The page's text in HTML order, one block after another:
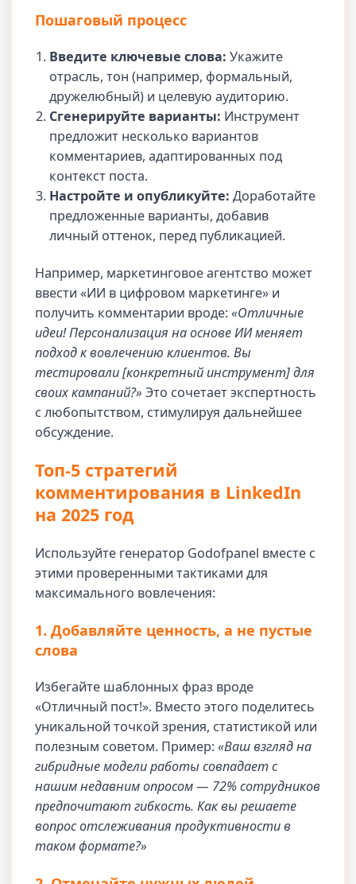
Пошаговый процесс
Введите ключевые слова: Укажите
отрасль, тон (например, формальный,
дружелюбный) и целевую аудиторию.
Сгенерируйте варианты: Инструмент
предложит несколько вариантов
комментариев, адаптированных под
контекст поста.
Настройте и опубликуйте: Доработайте
предложенные варианты, добавив
личный оттенок, перед публикацией.
Например, маркетинговое агентство может
ввести «ИИ в цифровом маркетинге» и
получить комментарии вроде:«Отличные
идеи! Персонализация на основе ИИ меняет
подход к вовлечению клиентов. Вы
тестировали [конкретный инструмент] для
своих кампаний?» Это сочетает экспертность
с любопытством, стимулируя дальнейшее
обсуждение.
Топ-5 стратегий
комментирования в LinkedIn
на 2025 год
Используйте генератор Godofpanel вместе с
этими проверенными тактиками для
максимального вовлечения:
1. Добавляйте ценность, а не пустые
слова
Избегайте шаблонных фраз вроде
«Отличный пост!». Вместо этого поделитесь
уникальной точкой зрения, статистикой или
полезным советом. Пример:«Ваш взгляд на
гибридные модели работы совпадает с
нашим недавним опросом — 72% сотрудников
предпочитают гибкость. Как вы решаете
вопрос отслеживания продуктивности в
таком формате?»